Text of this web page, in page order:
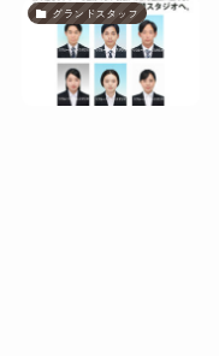
グランドスタッフ